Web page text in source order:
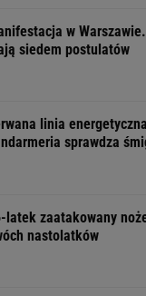
w
siedem postulatów
linia
sprawdza
latek zaatakowany
nastolatków